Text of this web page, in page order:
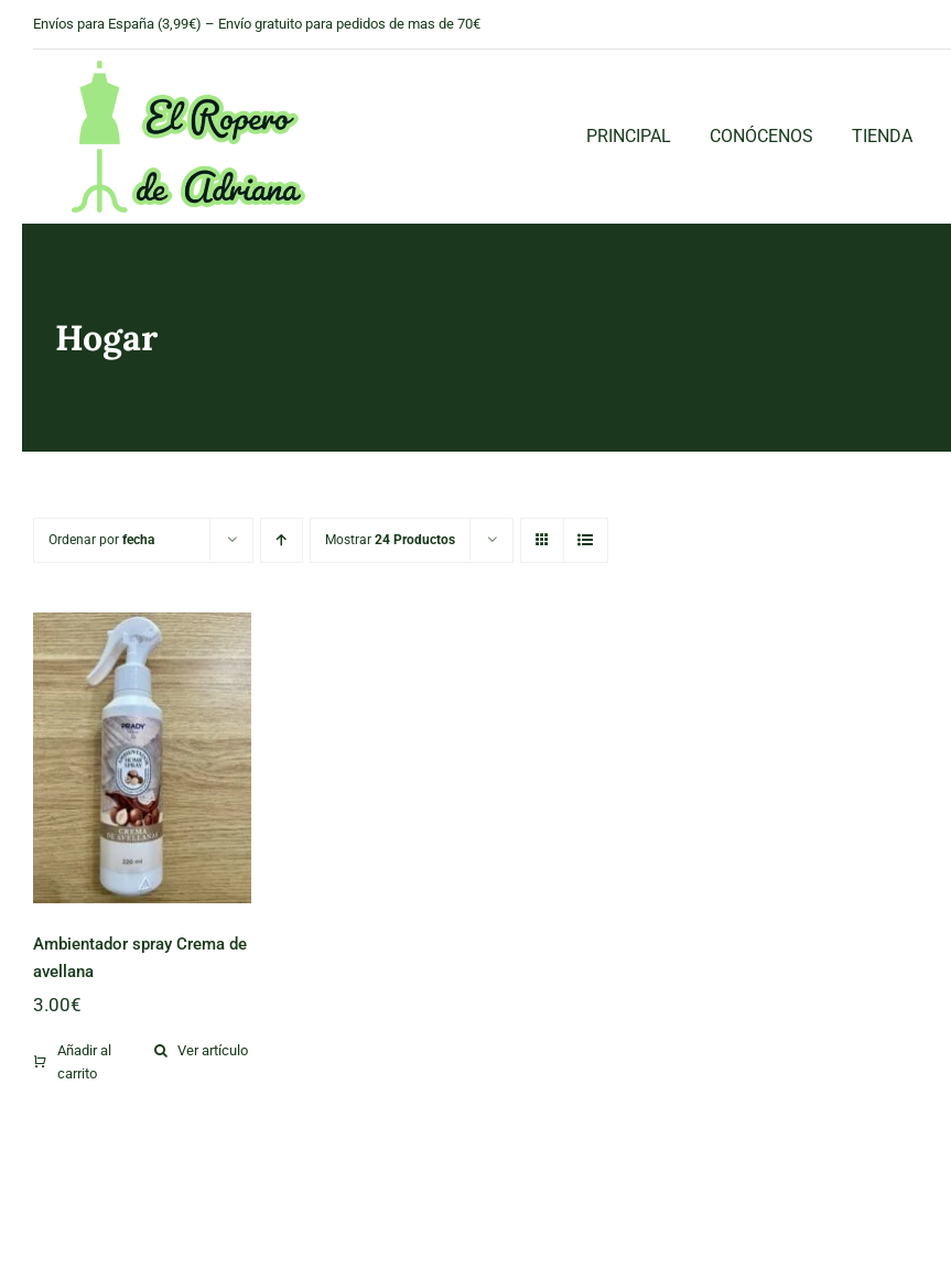
Envíos para España (3,99€) – Envío gratuito para pedidos de mas de 70€
PRINCIPAL CONÓCENOS TIENDA
Hogar
Ordenar por fecha Mostrar 24 Productos
Ambientador
spray Crema de
avellana
Ambientador spray Crema de
avellana
3.00€
Añadir al
carrito
Ver artículo